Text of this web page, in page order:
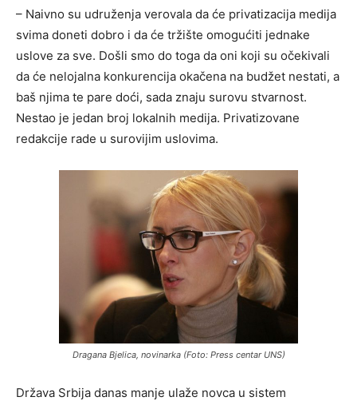
– Naivno su udruženja verovala da će privatizacija medija
svima doneti dobro i da će tržište omogućiti jednake
uslove za sve. Došli smo do toga da oni koji su očekivali
da će nelojalna konkurencija okačena na budžet nestati, a
baš njima te pare doći, sada znaju surovu stvarnost.
Nestao je jedan broj lokalnih medija. Privatizovane
redakcije rade u surovijim uslovima.
Dragana Bjelica, novinarka (Foto: Press centar UNS)
Država Srbija danas manje ulaže novca u sistem